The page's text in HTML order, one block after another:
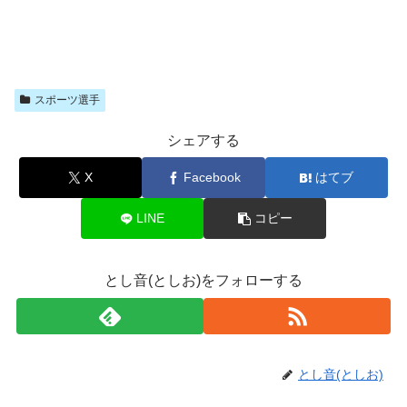
スポーツ選手
シェアする
X Facebook はてブ
LINE コピー
とし音(としお)をフォローする
とし音(としお)